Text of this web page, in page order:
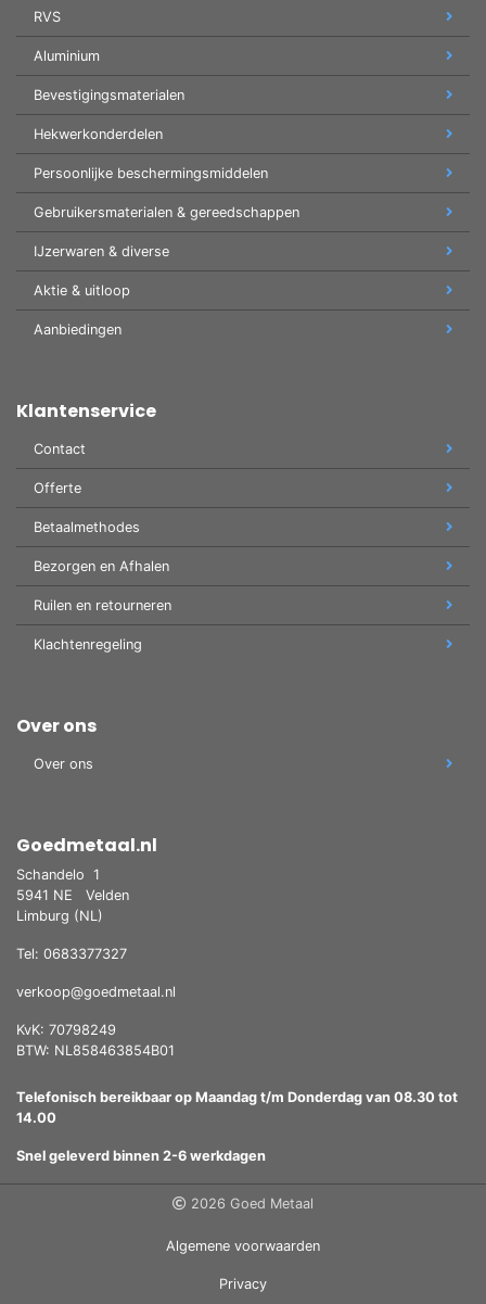
RVS
Aluminium
Bevestigingsmaterialen
Hekwerkonderdelen
Persoonlijke beschermingsmiddelen
Gebruikersmaterialen & gereedschappen
IJzerwaren & diverse
Aktie & uitloop
Aanbiedingen
Klantenservice
Contact
Offerte
Betaalmethodes
Bezorgen en Afhalen
Ruilen en retourneren
Klachtenregeling
Over ons
Over ons
Goedmetaal.nl
Schandelo 1
5941 NE
Velden
Limburg (NL)
Tel: 0683377327
verkoop@goedmetaal.nl
KvK: 70798249
BTW: NL858463854B01
Telefonisch bereikbaar op Maandag t/m Donderdag van 08.30 tot
14.00
Snel geleverd binnen 2-6 werkdagen
2026 Goed Metaal
Algemene voorwaarden
Privacy